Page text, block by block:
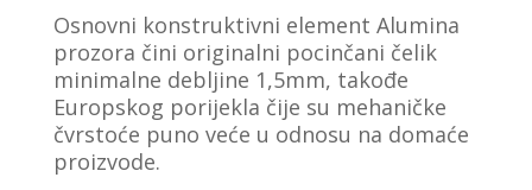
Osnovni konstruktivni element Alumina
prozora čini originalni pocinčani čelik
minimalne debljine 1,5mm, takođe
Europskog porijekla čije su mehaničke
čvrstoće puno veće u odnosu na domaće
proizvode.